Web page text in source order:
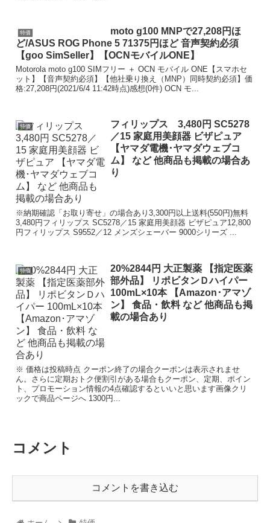
特価
moto g100 MNPで27,208円ほ
ど/ASUS ROG Phone 5 71375円ほど 音声契約必須
【goo SimSeller】【OCNモバイルONE】
Motorola moto g100 SIMフリー ＋ OCN モバイル ONE【スマホセ
ット】【音声契約必須】【他社乗り換え（MNP）同時契約必須】価
格:27,208円(2021/6/4 11:42時点)感想(0件) OCN モ...
特価
フィリップス 3,480円 SC5278
／15 家庭用美顔器 ビザピュア
【ヤマダ電機･ヤマダウェブコ
ム】 など 他商品も掲載の場合あ
り
※納期確認「お取り寄せ」の場合あり3,300円以上送料(550円)無料
3,480円フィリップス SC5278／15 家庭用美顔器 ビザピュア12,800
円フィリップス S9552／12 メンズシェーバー 9000シリーズ ...
特価
20%2844円 大正製薬 【指定医薬
部外品】 リポビタンＤハイパー
100mL×10本 【Amazon･アマゾ
ン】 食品・飲料 など 他商品も掲
載の場合あり
※ 価格は投稿時点 クーポン終了の場合クーポンは表示されませ
ん。さらに定期おトク便割引がある場合もクーポン、定期、ポイン
ト、プロモーション情報の4点確認するといいと思います画像クリ
ックで商品ページへ 1300円...
コメント
コメントを書き込む